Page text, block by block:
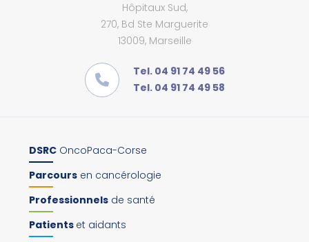
Hôpitaux Sud,
270, Bd Ste Marguerite
13009, Marseille
Tel. 04 91 74 49 56
Tel. 04 91 74 49 58
DSRC OncoPaca-Corse
Parcours en cancérologie
Professionnels de santé
Patients et aidants